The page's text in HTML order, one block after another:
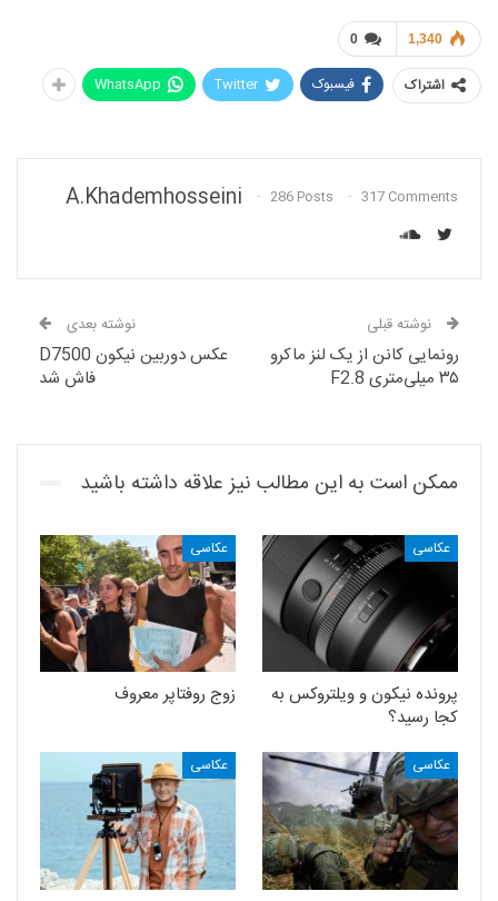
0 1,340
اشتراک فیسبوک Twitter
WhatsApp
A.khademhosseini 286 Posts 317 Comments
نوشته قبلی
رونمایی کانن از یک لنز ماکرو
۳۵ میلی‌متری F2.8
نوشته بعدی
عکس‌ دوربین نیکون D7500
فاش شد
ممکن است به این مطالب نیز علاقه داشته باشید
عکاسی
پرونده نیکون و ویلتروکس به
کجا رسید؟
عکاسی
زوج روفتاپر معروف
عکاسی عکاسی